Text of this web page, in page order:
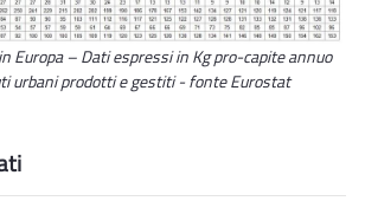
Europa – Dati espressi in Kg pro-capite annuo
urbani prodotti e gestiti - fonte Eurostat